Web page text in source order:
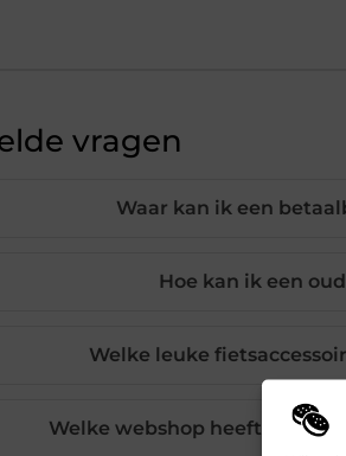
vragen
Waar kan ik een
Hoe kan ik een
Welke leuke
Welke webshop heeft een